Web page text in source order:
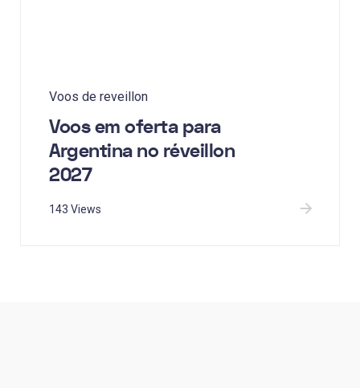
Voos de reveillon
Voos em oferta para
Argentina no réveillon
2027
143 Views